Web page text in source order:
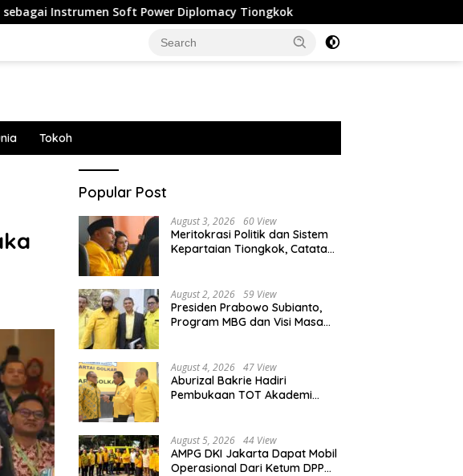
Soft Power Diplomacy Tiongkok Malaysia Tak Ajukan Ekstradisi Pilot
Tokoh
Popular Post
August 3, 2026 60 View
Meritokrasi Politik dan Sistem
Kepartaian Tiongkok, Catatan
August 2, 2026 59 View
Presiden Prabowo Subianto,
Program MBG dan Visi Masa
August 4, 2026 47 View
Aburizal Bakrie Hadiri
Pembukaan TOT Akademi
Berkualitas
August 5, 2026 44 View
AMPG DKI Jakarta Dapat Mobil
Operasional Dari Ketum DPP